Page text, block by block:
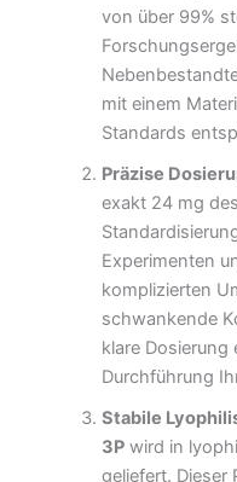
von über 99%
mit einem
Standards
Präzise
exakt 24 mg
Experimenten
komplizierten
schwankende
klare Dosierung
Durchführung
Stabile
3Pwird in
geliefert. Dieser